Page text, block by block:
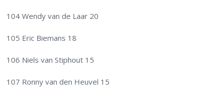
104 Wendy van de Laar 20
105 Eric Biemans 18
106 Niels van Stiphout 15
107 Ronny van den Heuvel 15